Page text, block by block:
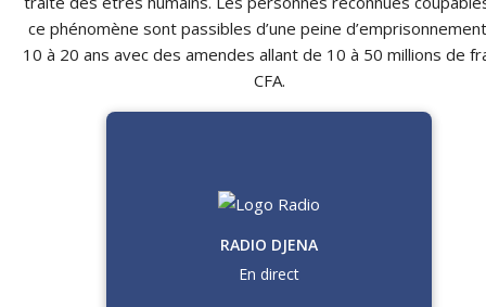
ce phénomène sont passibles d’une peine
10 à 20 ans avec des amendes allant de 10 à 50 millions de
CFA.
RADIO DJENA
En direct